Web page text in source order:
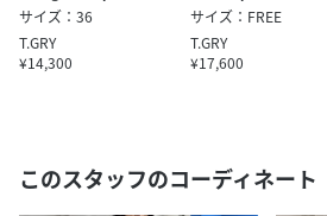
サイズ：36
T.GRY
¥14,300
サイズ：FREE
T.GRY
¥17,600
このスタッフのコーディネート